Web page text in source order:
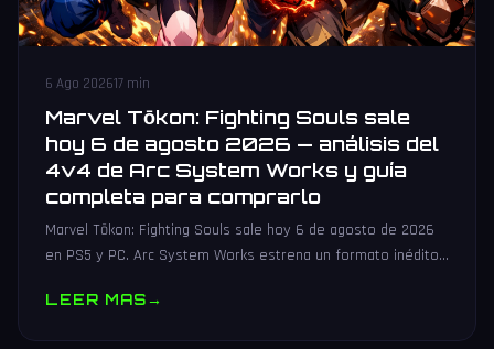
6 Ago 202617 min
Marvel Tōkon: Fighting Souls sale
hoy 6 de agosto 2026 — análisis del
4v4 de Arc System Works y guía
completa para comprarlo
Marvel Tōkon: Fighting Souls sale hoy 6 de agosto de 2026
en PS5 y PC. Arc System Works estrena un formato inédito
LEER MAS→